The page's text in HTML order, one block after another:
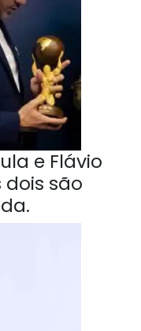
e Flávio
dois são